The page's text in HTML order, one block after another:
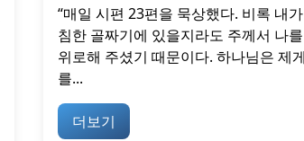
“매일 시편 23편을 묵상했다. 비록 내
침한 골짜기에 있을지라도 주께서 나
위로해 주셨기 때문이다. 하나님은 제
를...
더보기